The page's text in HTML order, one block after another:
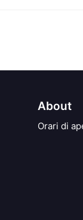
About
Orari di